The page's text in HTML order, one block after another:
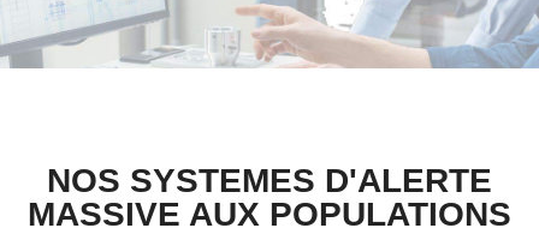
NOS SYSTEMES D'ALERTE
MASSIVE AUX POPULATIONS